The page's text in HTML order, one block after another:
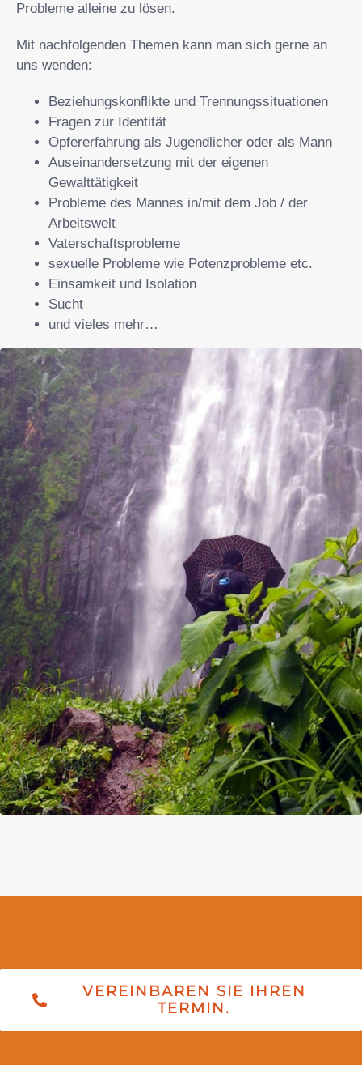
Probleme alleine zu lösen.
Mit nachfolgenden Themen kann man sich gerne an
uns wenden:
Beziehungskonflikte und Trennungssituationen
Fragen zur Identität
Opfererfahrung als Jugendlicher oder als Mann
Auseinandersetzung mit der eigenen
Gewalttätigkeit
Probleme des Mannes in/mit dem Job / der
Arbeitswelt
Vaterschaftsprobleme
sexuelle Probleme wie Potenzprobleme etc.
Einsamkeit und Isolation
Sucht
und vieles mehr…
VEREINBAREN SIE IHREN
TERMIN.